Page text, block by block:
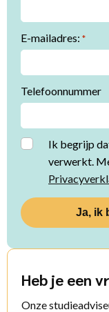
E-mailadres: *
Telefoonnummer
Instemming
Ik begrijp
verwerkt.
Heb je een
Onze